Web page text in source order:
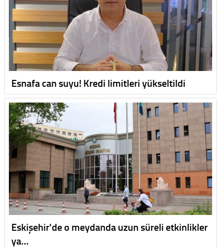
Esnafa can suyu! Kredi limitleri yükseltildi
Eskişehir'de o meydanda uzun süreli etkinlikler
ya…